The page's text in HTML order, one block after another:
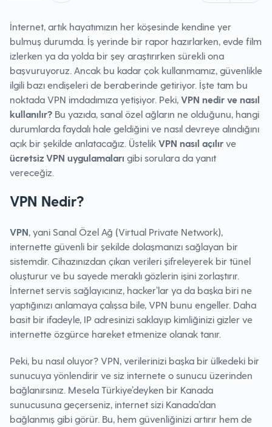
İnternet, artık hayatımızın her köşesinde kendine yer
bulmuş durumda. İş yerinde bir rapor hazırlarken, evde film
izlerken ya da yolda bir şey araştırırken sürekli ona
başvuruyoruz. Ancak bu kadar çok kullanmamız, güvenlikle
ilgili bazı endişeleri de beraberinde getiriyor. İşte tam bu
noktada VPN imdadımıza yetişiyor. Peki, VPN nedir ve nasıl
kullanılır? Bu yazıda, sanal özel ağların ne olduğunu, hangi
durumlarda faydalı hale geldiğini ve nasıl devreye alındığını
açık bir şekilde anlatacağız. Üstelik VPN nasıl açılır ve
ücretsiz VPN uygulamaları gibi sorulara da yanıt
vereceğiz.
VPN Nedir?
VPN, yani Sanal Özel Ağ (Virtual Private Network),
internette güvenli bir şekilde dolaşmanızı sağlayan bir
sistemdir. Cihazınızdan çıkan verileri şifreleyerek bir tünel
oluşturur ve bu sayede meraklı gözlerin işini zorlaştırır.
İnternet servis sağlayıcınız, hacker’lar ya da başka biri ne
yaptığınızı anlamaya çalışsa bile, VPN bunu engeller. Daha
basit bir ifadeyle, IP adresinizi saklayıp kimliğinizi gizler ve
internette özgürce hareket etmenize olanak tanır.
Peki, bu nasıl oluyor? VPN, verilerinizi başka bir ülkedeki bir
sunucuya yönlendirir ve siz internete o sunucu üzerinden
bağlanırsınız. Mesela Türkiye’deyken bir Kanada
sunucusuna geçerseniz, internet sizi Kanada’dan
bağlanmış gibi görür. Bu, hem güvenliğinizi artırır hem de